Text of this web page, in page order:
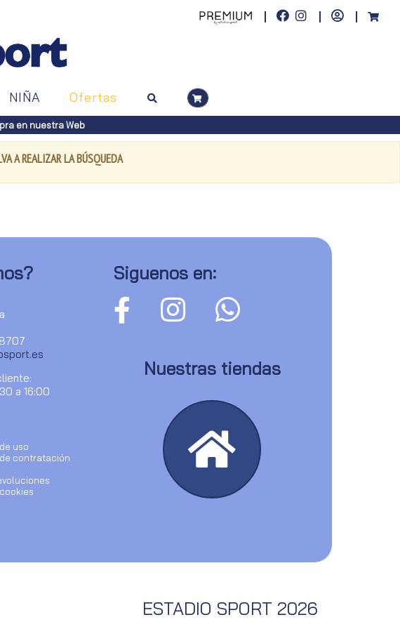
NIÑA Ofertas
en nuestra Web
A REALIZAR LA BÚSQUEDA
a 16:00
uso
contratación
Siguenos en:
Nuestras tiendas
ESTADIO SPORT 2026